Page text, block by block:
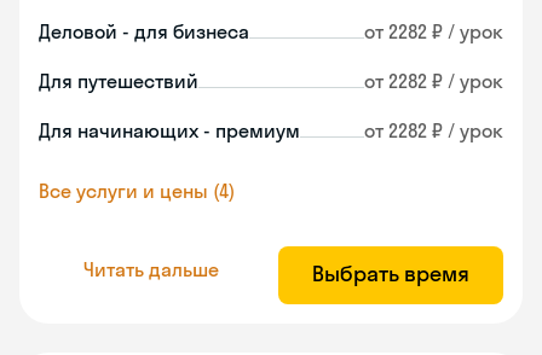
Деловой - для бизнеса от 2282 ₽ / урок
Для путешествий от 2282 ₽ / урок
Для начинающих - премиум от 2282 ₽ / урок
Все услуги и цены (4)
Читать дальше Выбрать время